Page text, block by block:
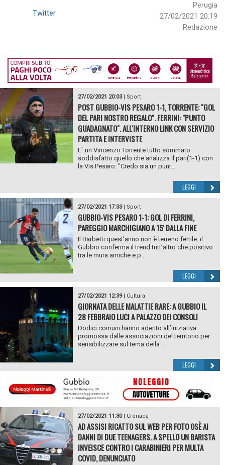
Perugia
27/02/2021 20:19
Redazione
Twitter
27/02/2021 20:03| Sport
POST GUBBIO-VIS PESARO 1-1, TORRENTE: "GOL
DEL PARI NOSTRO REGALO". FERRINI: "PUNTO
GUADAGNATO". ALL'INTERNO LINK CON SERVIZIO
PARTITA E INTERVISTE
E` un Vincenzo Torrente tutto sommato
soddisfatto quello che analizza il pari(1-1) con
la Vis Pesaro: "Credo sia un punt...
LEGGI
27/02/2021 17:33| Sport
GUBBIO-VIS PESARO 1-1: GOL DI FERRINI,
PAREGGIO MARCHIGIANO A 15' DALLA FINE
Il Barbetti quest’anno non è terreno fertile: il
Gubbio conferma il trend tutt’altro che positivo
tra le mura amiche e p...
LEGGI
27/02/2021 12:39| Cultura
GIORNATA DELLE MALATTIE RARE: A GUBBIO IL
28 FEBBRAIO LUCI A PALAZZO DEI CONSOLI
Dodici comuni hanno aderito all’iniziativa
promossa dalle associazioni del territorio per
sensibilizzare sul tema della ...
LEGGI
27/02/2021 11:30| Cronaca
AD ASSISI RICATTO SUL WEB PER FOTO OSÈ AI
DANNI DI DUE TEENAGERS. A SPELLO UN BARISTA
INVEISCE CONTRO I CARABINIERI PER MULTA
COVID, DENUNCIATO